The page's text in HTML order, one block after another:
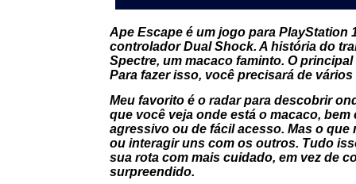
Ape Escape é um jogo para
controlador Dual Shock. A história do
Spectre, um macaco faminto. O
Para fazer isso, você precisará de
Meu favorito é o radar para descobrir
que você veja onde está o macaco,
agressivo ou de fácil acesso. Mas o
ou interagir uns com os outros. Tudo
sua rota com mais cuidado, em vez de
surpreendido.